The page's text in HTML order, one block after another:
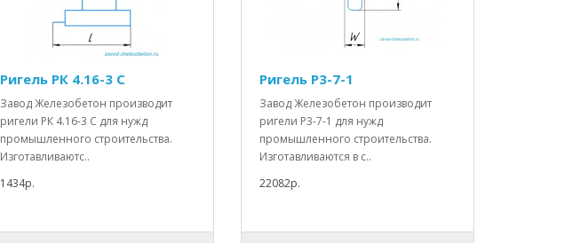
Ригель РК 4.16-3 С
Завод Железобетон производит
ригели РК 4.16-3 С для нужд
промышленного строительства.
Изготавливаютс..
1434р.
Ригель Р3-7-1
Завод Железобетон производит
ригели Р3-7-1 для нужд
промышленного строительства.
Изготавливаются в с..
22082р.